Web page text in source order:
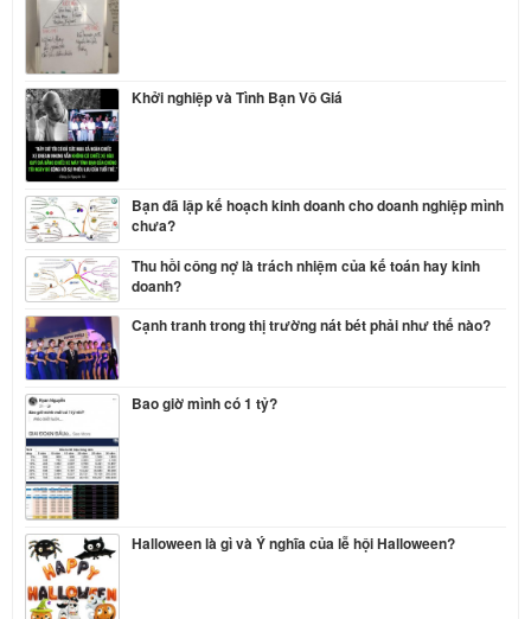
Khởi nghiệp và Tình Bạn Vô Giá
Bạn đã lập kế hoạch kinh doanh cho doanh nghiệp mình
chưa?
Thu hồi công nợ là trách nhiệm của kế toán hay kinh
doanh?
Cạnh tranh trong thị trường nát bét phải như thế nào?
Bao giờ mình có 1 tỷ?
Halloween là gì và Ý nghĩa của lễ hội Halloween?